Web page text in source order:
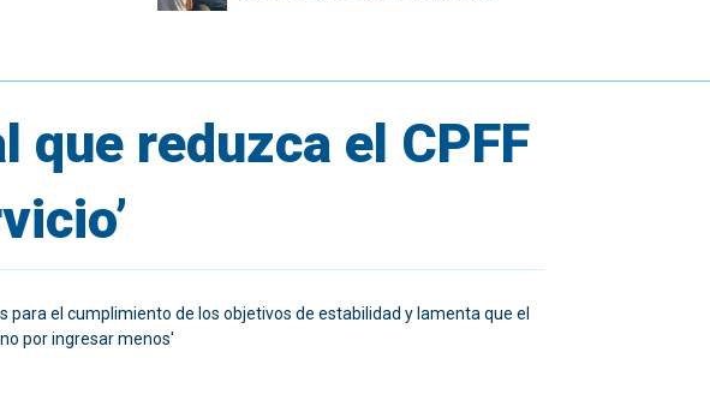
que reduzca el CPFF
el cumplimiento de los objetivos de estabilidad y lamenta que el
por ingresar menos'